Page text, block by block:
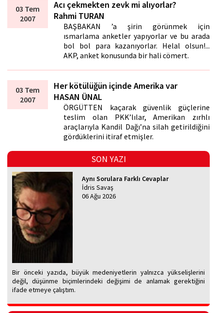
03 Tem
2007
Acı çekmekten zevk mi alıyorlar?
Rahmi TURAN
BAŞBAKAN ’a şirin görünmek için
ısmarlama anketler yapıyorlar ve bu arada
bol bol para kazanıyorlar. Helal olsun!...
AKP, anket konusunda bir hali cömert.
03 Tem
2007
Her kötülüğün içinde Amerika var
HASAN ÜNAL
ÖRGÜTTEN kaçarak güvenlik güçlerine
teslim olan PKK’lılar, Amerikan zırhlı
araçlarıyla Kandil Dağı’na silah getirildiğini
gördüklerini itiraf etmişler.
SON YAZI
Aynı Sorulara Farklı Cevaplar
İdris Savaş
06 Ağu 2026
Bir önceki yazıda, büyük medeniyetlerin yalnızca yükselişlerini
değil, düşünme biçimlerindeki değişimi de anlamak gerektiğini
ifade etmeye çalıştım.